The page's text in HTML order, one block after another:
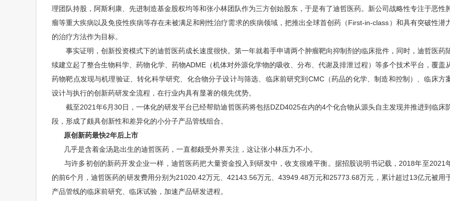
理团队持股，阿斯利康、先进制造基金股权均等和张小林团队作为三方创始股东，于是有了迪哲医药。新公司战略性专注于恶性
瘤等重大疾病以及免疫性疾病等存在未被满足和刚性治疗需求的疾病领域，把推出全球首创药（First-in-class）和具有突破性潜
的治疗方法作为目标。
事实证明，创新投资模式下的迪哲医药成长速度很快。第一年就着手申请两个肿瘤靶向抑制剂的临床批件，同时，迪哲医药
续建立起了整合生物科学、药物化学、药物ADME（机体对外源化学物的吸收、分布、代谢及排泄过程）等多个技术平台，覆盖
药物靶点发现与机理验证、转化科学研究、化合物分子设计与筛选、临床前研究到CMC（药品的化学、制造和控制）、临床方
设计与执行的创新药研发全流程，在行业内具有显著的领先优势。
截至2021年6月30日，一体化的研发平台已经帮助迪哲医药将包括DZD4025在内的4个化合物从源头自主发现并推进到临床
段，形成了颇具创新性和差异化的小分子产品管线组合。
原创新药最快2年后上市
几乎是含着金汤匙出生的迪哲医药，一直都颇受外界关注，这让张小林压力不小。
与许多初创的新药开发企业一样，迪哲医药把大量资金投入到研发中，收支很难平衡。据招股说明书记载，2018年至2021
的前6个月，迪哲医药的研发费用分别为21020.42万元、42143.56万元、43949.48万元和25773.68万元，累计超过13亿元被用
产品管线的临床前研究、临床试验，加速产品研发进程。